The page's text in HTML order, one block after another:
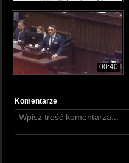
00:40
Komentarze